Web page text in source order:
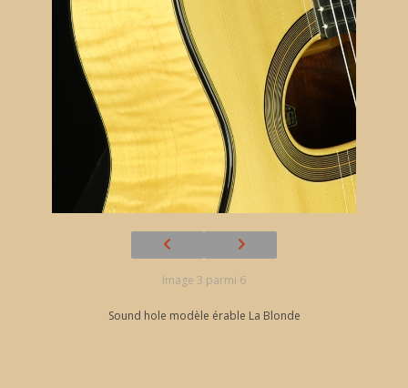
Image 3 parmi 6
Sound hole modèle érable La Blonde